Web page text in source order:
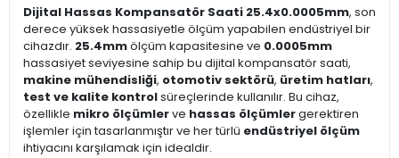
Dijital Hassas Kompansatör Saati 25.4x0.0005mm, son
derece yüksek hassasiyetle ölçüm yapabilen endüstriyel bir
cihazdır. 25.4mmölçüm kapasitesine ve 0.0005mm
hassasiyet seviyesine sahip bu dijital kompansatör saati,
makine mühendisliği, otomotiv sektörü, üretim hatları,
test ve kalite kontrolsüreçlerinde kullanılır. Bu cihaz,
özellikle mikro ölçümlerve hassas ölçümlergerektiren
işlemler için tasarlanmıştır ve her türlü endüstriyel ölçüm
ihtiyacını karşılamak için idealdir.